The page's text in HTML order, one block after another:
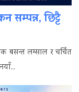
सम्पन्न, छिट्टै
बसन्त लम्साल र चर्चित